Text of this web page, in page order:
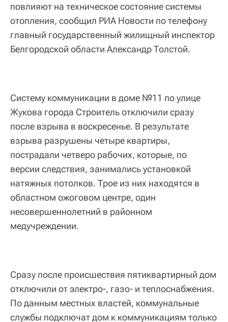
повлияют на техническое состояние системы
отопления, сообщил РИА Новости по телефону
главный государственный жилищный инспектор
Белгородской области Александр Толстой.
Систему коммуникации в доме №11 по улице
Жукова города Строитель отключили сразу
после взрыва в воскресенье. В результате
взрыва разрушены четыре квартиры,
пострадали четверо рабочих, которые, по
версии следствия, занимались установкой
натяжных потолков. Трое из них находятся в
областном ожоговом центре, один
несовершеннолетний в районном
медучреждении.
Сразу после происшествия пятиквартирный дом
отключили от электро-, газо- и теплоснабжения.
По данным местных властей, коммунальные
службы подключат дом к коммуникациям только